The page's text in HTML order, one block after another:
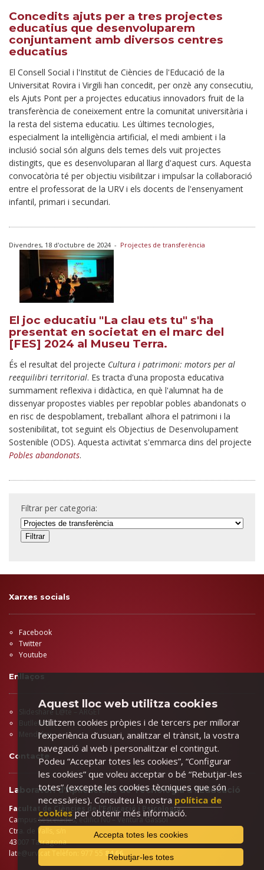
Concedits ajuts per a tres projectes
educatius que desenvoluparem
conjuntament amb diversos centres
educatius
El Consell Social i l'Institut de Ciències de l'Educació de la
Universitat Rovira i Virgili han concedit, per onzè any consecutiu,
els Ajuts Pont per a projectes educatius innovadors fruit de la
transferència de coneixement entre la comunitat universitària i
la resta del sistema educatiu. Les últimes tecnologies,
especialment la intel·ligència artificial, el medi ambient i la
inclusió social són alguns dels temes dels vuit projectes
distingits, que es desenvoluparan al llarg d'aquest curs. Aquesta
convocatòria té per objectiu visibilitzar i impulsar la col·laboració
entre el professorat de la URV i els docents de l'ensenyament
infantil, primari i secundari.
Divendres, 18 d'octubre de 2024- Projectes de transferència
El joc educatiu "La clau ets tu" s'ha
presentat en societat en el marc del
[FES] 2024 al Museu Terra.
És el resultat del projecte Cultura i patrimoni: motors per al
reequilibri territorial. Es tracta d'una proposta educativa
summament reflexiva i didàctica, en què l'alumnat ha de
dissenyar propostes viables per repoblar pobles abandonats o
en risc de despoblament, treballant alhora el patrimoni i la
sostenibilitat, tot seguint els Objectius de Desenvolupament
Sostenible (ODS). Aquesta activitat s'emmarca dins del projecte
Pobles abandonats.
Filtrar per categoria:
Xarxes socials
Facebook
Twitter
Youtube
Enllaços
Slideshare L@te – ARGET
Butlletins
Mendeley
Contacte
Laboratori d'Aplicacions de Tecnologia a l'Educació
Facultat de Ciències de l'Educació i Psicologia
Campus Sescelades, edifici N0 – Ventura Gassol
Ctra. de Valls, s/n
43007 Tarragona
late@urv.cat
84 66
Aquest lloc web utilitza cookies
Utilitzem cookies pròpies i de tercers per millorar
l’experiència d’usuari, analitzar el trànsit, la vostra
navegació al web i personalitzar el contingut.
Podeu “Acceptar totes les cookies”, “Configurar
les cookies” que voleu acceptar o bé “Rebutjar-les
totes” (excepte les cookies tècniques que són
necessàries). Consulteu la nostra política de
cookies per obtenir més informació.
Accepta totes les cookies
Rebutjar-les totes